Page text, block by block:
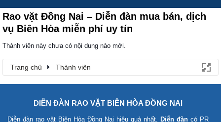
Rao vặt Đồng Nai – Diễn đàn mua bán, dịch
vụ Biên Hòa miễn phí uy tín
Thành viên này chưa có nội dung nào mới.
Trang chủ Thành viên
DIỄN ĐÀN RAO VẶT BIÊN HÒA ĐỒNG NAI
Diễn đàn rao vặt Biên Hòa Đồng Nai hiệu quả nhất. Diễn đàn có PR